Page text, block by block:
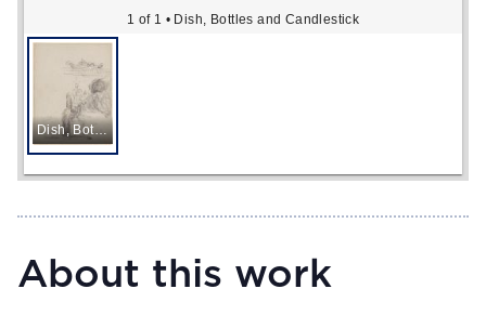
1 of 1 • Dish, Bottles and Candlestick
Dish, Bottles and Candlestick
About this work